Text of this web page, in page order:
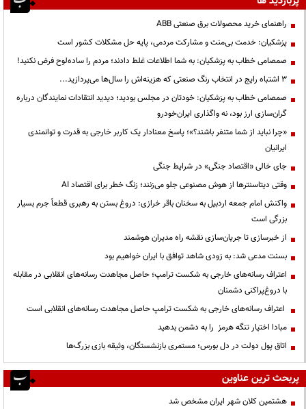
راهنمای خرید محصولات برق صنعتی ABB
پزشکیان: خدمت بی‌منت و مشارکت مردمی، پایه حل مشکلات کشور است
صمصامی خطاب به پزشکیان: به شما اطلاعات غلط دادند؛ مردم را ساده‌لوح فرض نکنید!
3 اشتباه رایج در انتخاب رنگ صنعتی که هزینه‌اش را سال‌ها می‌پردازید...
صمصامی خطاب به پزشکیان: خودتان در مجلس بودید؛ دیدید انتقادات نمایندگان درباره
گران‌سازی ارز بود، نه واگذاری ایران‌خودرو
«چرا نباید از شما متنفر باشند؟»؛ پاسخ معنادار یک کاربر خارجی به قدرت و توانمندی
ایرانیان
جای خالی «اقتصاد جنگی» در شرایط جنگی
وقتی دیتاسنترها از هوش مصنوعی جلو می‌زنند؛ زنگ خطر برای اقتصاد AI
واکنش امام جمعه اردبیل به سخنان باقر خرازی: دروغ بستن به رهبری قطعاً جرم بسیار
بزرگی است
از خبرسازی تا جریان‌سازی نقشه راه مدیران هوشمند
بسنت مدعی شد: به زودی شاهد توافق با ایران خواهیم بود
اعتراف رسانه‌های خارجی به شکست ترامپ؛ حاصل مجاهدت رسانه‌های انقلابی در مقابله
با دروغ‌پراکنی دشمنان
اعتراف رسانه‌های خارجی به شکست ترامپ حاصل مجاهدت رسانه‌های انقلابی است
مبادا اختیار تنگه هرمز را به دشمن بدهید
اتاق پول دولت در دل بورس؛ مستمری بازنشستگان، وثیقه بازی بزرگ‌ها
پربحث ترین عناوین
هشتمین کلان شهر ایران مشخص شد